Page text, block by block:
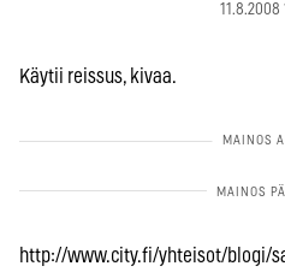
11.8.2008
Käytii reissus, kivaa.
http://www.city.fi/yhteisot/blogi/